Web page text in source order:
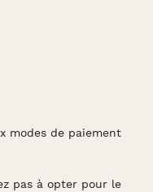
modes de paiement
pas à opter pour le